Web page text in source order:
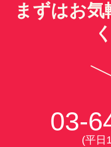
まずはお
03-
(平日